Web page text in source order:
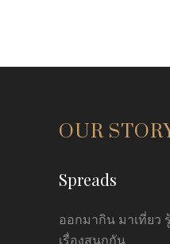
OUR
Spreads
ออกมากิน มาเที่ยว
เรื่องสนุกกัน